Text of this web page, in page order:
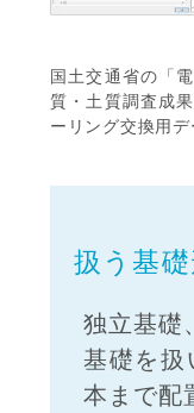
国土交通省の「
質・土質調査成
ーリング交換用デ
扱う基
独立基礎
基礎を
本まで配